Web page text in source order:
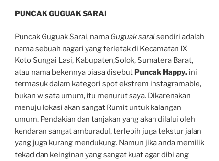
PUNCAK GUGUAK SARAI
Puncak Guguak Sarai, nama Guguak saraisendiri adalah
nama sebuah nagari yang terletak di Kecamatan IX
Koto Sungai Lasi, Kabupaten,Solok, Sumatera Barat,
atau nama bekennya biasa disebut Puncak Happy. ini
termasuk dalam kategori spot ekstrem instagramable,
bukan wisata umum, itu menurut saya. Dikarenakan
menuju lokasi akan sangat Rumit untuk kalangan
umum. Pendakian dan tanjakan yang akan dilalui oleh
kendaran sangat amburadul, terlebih juga tekstur jalan
yang juga kurang mendukung. Namun jika anda memilik
tekad dan keinginan yang sangat kuat agar dibilang